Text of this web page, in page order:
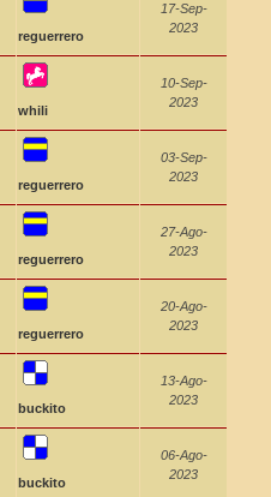
reguerrero
17-Sep-
2023
whili
10-Sep-
2023
reguerrero
03-Sep-
2023
reguerrero
27-Ago-
2023
reguerrero
20-Ago-
2023
buckito
13-Ago-
2023
buckito
06-Ago-
2023